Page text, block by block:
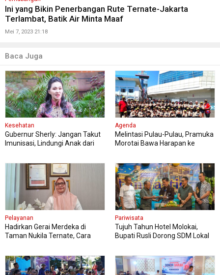
Ini yang Bikin Penerbangan Rute Ternate-Jakarta
Terlambat, Batik Air Minta Maaf
Mei 7, 2023 21:18
Baca Juga
Kesehatan
Gubernur Sherly: Jangan Takut
Imunisasi, Lindungi Anak dari
Agenda
Melintasi Pulau-Pulau, Pramuka
Morotai Bawa Harapan ke
Pelayanan
Hadirkan Gerai Merdeka di
Taman Nukila Ternate, Cara
Pariwisata
Tujuh Tahun Hotel Molokai,
Bupati Rusli Dorong SDM Lokal